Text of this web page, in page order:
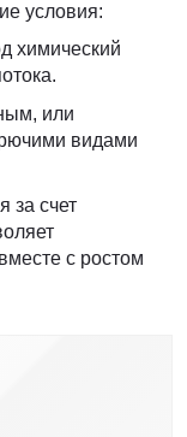
условия:
химический
или
видами
за счет
с ростом